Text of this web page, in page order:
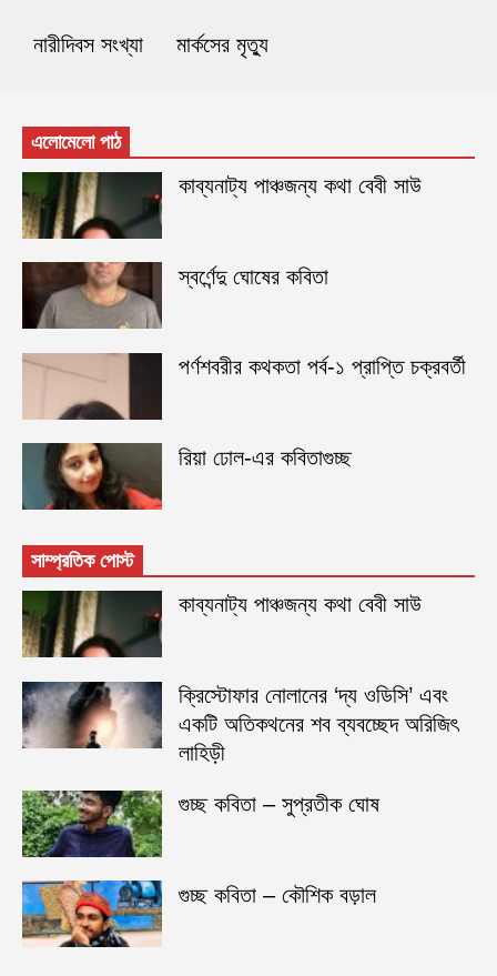
নারীদিবস সংখ্যা মার্কসের মৃত্যু
এলোমেলো পাঠ
কাব্যনাট্য পাঞ্চজন্য কথা বেবী সাউ
স্বর্ণেন্দু ঘোষের কবিতা
পর্ণশবরীর কথকতা পর্ব-১ প্রাপ্তি চক্রবর্তী
রিয়া ঢোল-এর কবিতাগুচ্ছ
সাম্প্রতিক পোস্ট
কাব্যনাট্য পাঞ্চজন্য কথা বেবী সাউ
ক্রিস্টোফার নোলানের ‘দ্য ওডিসি’ এবং
একটি অতিকথনের শব ব্যবচ্ছেদ অরিজিৎ
লাহিড়ী
গুচ্ছ কবিতা – সুপ্রতীক ঘোষ
গুচ্ছ কবিতা – কৌশিক বড়াল